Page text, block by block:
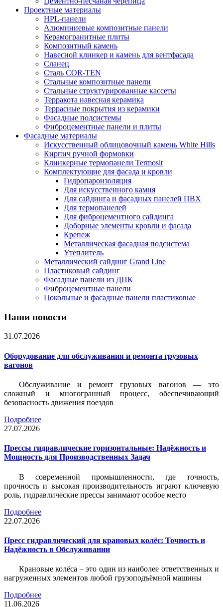
Проектные материалы
HPL-панели
Алюминиевые композитные панели
Керамогранитные плиты
Композитный камень
Навесной клинкер и камень для вентфасада
Сланец
Сталь COR-TEN
Стальные композитные панели
Стальные структурированные кассеты
Терракота навесная керамика
Террасные покрытия из керамики
Фасадные подсистемы
Фиброцементные панели и плиты
Фасадные материалы
Искусственный облицовочный камень White Hills
Кирпич ручной формовки
Клинкерные термопанели Termosit
Комплектующие для фасада и кровли
Гидропароизоляция
Для искусственного камня
Для сайдинга и фасадных панелей ПВХ
Для термопанелей
Для фиброцементного сайдинга
Доборные элементы кровли и фасада
Крепеж
Металлическая фасадная подсистема
Утеплитель
Металлический сайдинг Grand Line
Пластиковый сайдинг
Фасадные панели из ДПК
Фиброцементные панели
Цокольные и фасадные панели пластиковые
Наши новости
31.07.2026
Оборудование для обслуживания и ремонта грузовых
вагонов
Обслуживание и ремонт грузовых вагонов — это
сложный и многогранный процесс, обеспечивающий
безопасность движения поездов
Подробнее
27.07.2026
Прессы гидравлические горизонтальные: Надёжность и
Мощность для Производственных Задач
В современной промышленности, где точность,
прочность и высокая производительность играют ключевую
роль, гидравлические прессы занимают особое место
Подробнее
22.07.2026
Пресс гидравлический для крановых колёс: Точность и
Надёжность в Обслуживании
Крановые колёса – это один из наиболее ответственных и
нагруженных элементов любой грузоподъёмной машины
Подробнее
11.06.2026